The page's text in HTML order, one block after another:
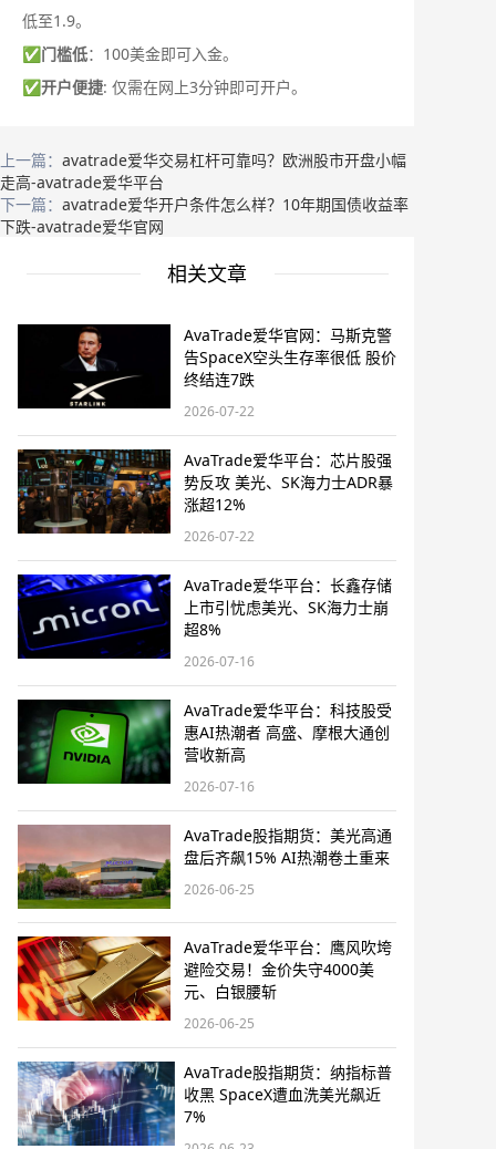
低至1.9。
✅门槛低：100美金即可入金。
✅开户便捷: 仅需在网上3分钟即可开户。
上一篇： avatrade爱华交易杠杆可靠吗？欧洲股市开盘小幅
走高-avatrade爱华平台
下一篇： avatrade爱华开户条件怎么样？10年期国债收益率
下跌-avatrade爱华官网
相关文章
AvaTrade爱华官网：马斯克警
告SpaceX空头生存率很低 股价
终结连7跌
2026-07-22
AvaTrade爱华平台：芯片股强
势反攻 美光、SK海力士ADR暴
涨超12%
2026-07-22
AvaTrade爱华平台：长鑫存储
上市引忧虑美光、SK海力士崩
超8%
2026-07-16
AvaTrade爱华平台：科技股受
惠AI热潮者 高盛、摩根大通创
营收新高
2026-07-16
AvaTrade股指期货：美光高通
盘后齐飙15% AI热潮卷土重来
2026-06-25
AvaTrade爱华平台：鹰风吹垮
避险交易！金价失守4000美
元、白银腰斩
2026-06-25
AvaTrade股指期货：纳指标普
收黑 SpaceX遭血洗美光飙近
7%